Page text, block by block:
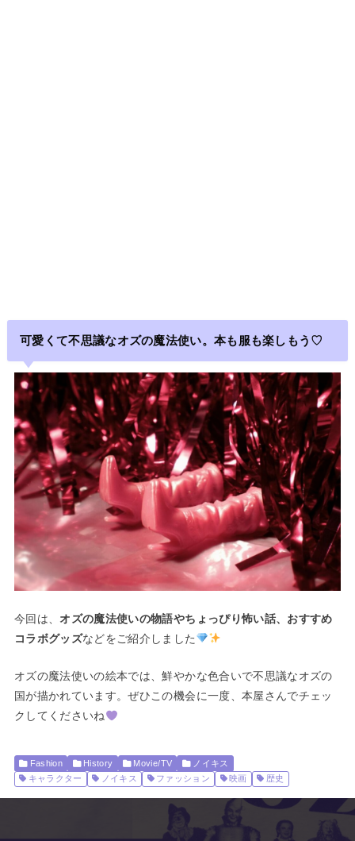
可愛くて不思議なオズの魔法使い。本も服も楽しもう♡
今回は、オズの魔法使いの物語やちょっぴり怖い話、おすすめ
コラボグッズなどをご紹介しました
オズの魔法使いの絵本では、鮮やかな色合いで不思議なオズの
国が描かれています。ぜひこの機会に一度、本屋さんでチェッ
クしてくださいね
Fashion History Movie/TV
ノイキス
キャラクター
ノイキス ファッション 映画 歴史